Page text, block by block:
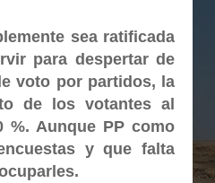
sea ratificada
para despertar de
voto por partidos, la
de los votantes al
%. Aunque PP como
y que falta